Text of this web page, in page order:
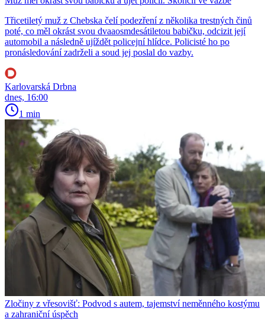
Třicetiletý muž z Chebska čelí podezření z několika trestných činů
poté, co měl okrást svou dvaaosmdesátiletou babičku, odcizit její
automobil a následně ujíždět policejní hlídce. Policisté ho po
pronásledování zadrželi a soud jej poslal do vazby.
Karlovarská Drbna
dnes, 16:00
1 min
Zločiny z vřesovišť: Podvod s autem, tajemství neměnného kostýmu
a zahraniční úspěch